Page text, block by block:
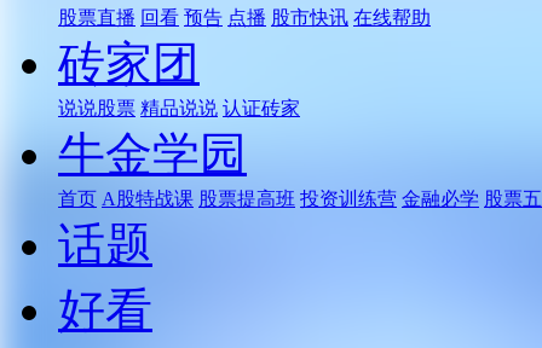
股票直播 回看 预告 点播 股市快讯 在线帮助
砖家团
说说股票 精品说说 认证砖家
牛金学园
首页 A股特战课 股票提高班 投资训练营 金融必学 股票
话题
好看